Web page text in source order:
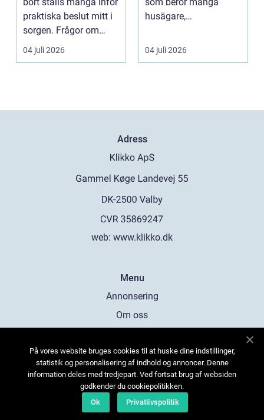
praktiska beslut mitt i
sorgen. Frågor om
ceremoni, ju...
04 juli 2026
husägare,
och fastighets...
04 juli 2026
Adress
web: www.klikko.dk
Menu
Annonsering
Om oss
Kontakta oss
Sitemap
På vores website bruges cookies til at huske dine indstillinger,
statistik og personalisering af indhold og annoncer. Denne
information deles med tredjepart. Ved fortsat brug af websiden
godkender du cookiepolitikken.
Ok
Privatlivspolitik